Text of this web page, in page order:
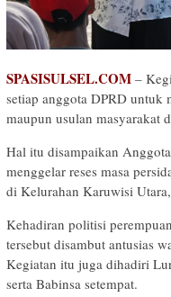
SPASISULSEL.COM –
setiap anggota DPRD untuk
maupun usulan masyarakat
Hal itu disampaikan
menggelar reses masa
di Kelurahan Karuwisi
Kehadiran politisi
tersebut disambut antusias
Kegiatan itu juga dihadiri
serta Babinsa setempat.